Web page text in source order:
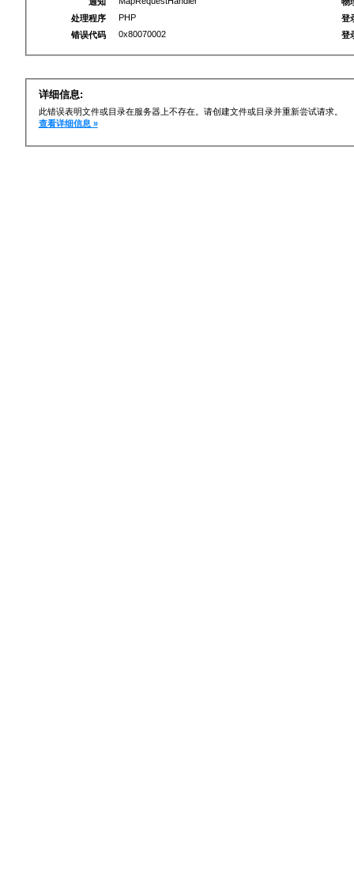
处理程序
PHP
错误代码
0x80070002
登
登
详细信息:
此错误表明文件或目录在服务器上不存在。请创建文件或目录并重新尝试请求。
查看详细信息 »